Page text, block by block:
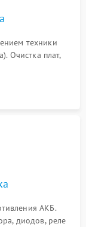
техники
Очистка плат,
и замыканий.
АКБ.
диодов, реле